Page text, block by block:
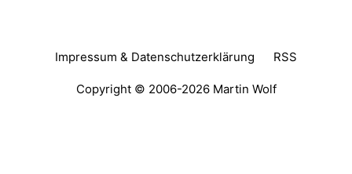
Impressum & Datenschutzerklärung RSS
Copyright © 2006-2026 Martin Wolf